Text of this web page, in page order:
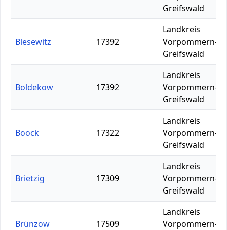
Greifswald
Blesewitz 17392
Landkreis
Vorpommern-
Greifswald
Boldekow 17392
Landkreis
Vorpommern-
Greifswald
Boock 17322
Landkreis
Vorpommern-
Greifswald
Brietzig 17309
Landkreis
Vorpommern-
Greifswald
Brünzow 17509
Landkreis
Vorpommern-